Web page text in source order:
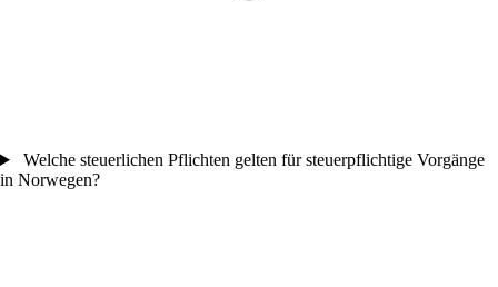
Welche steuerlichen Pflichten gelten für steuerpflichtige Vorgänge
in Norwegen?